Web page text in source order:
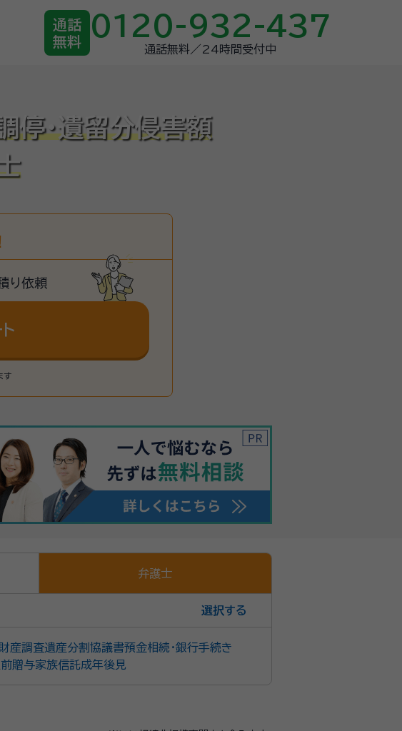
通話
無料
0120-932-437
通話無料／24時間受付中
停・遺留分侵害額
り依頼
す
弁護士
選択
産調査遺産分割協議書預金相続・銀行手続き
贈与家族信託成年後見